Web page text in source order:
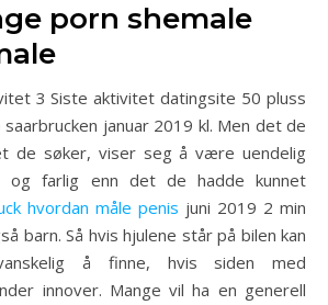
porn shemale
3 Siste aktivitet datingsite 50 pluss
januar 2019 kl. Men det de
de søker, viser seg å være uendelig
og farlig enn det de hadde kunnet
hvordan måle penis juni 2019 2 min
barn. Så hvis hjulene står på bilen kan
å finne, hvis siden med
innover. Mange vil ha en generell